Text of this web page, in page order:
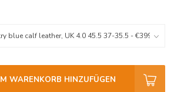
WARENKORB HINZUFÜGEN